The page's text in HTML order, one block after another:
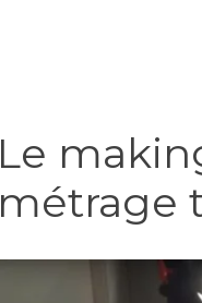
Le
métrage